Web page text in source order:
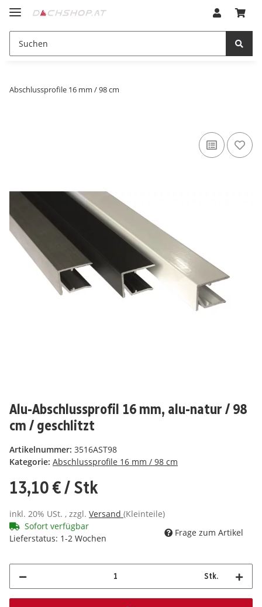
Abschlussprofile 16 mm / 98 cm
Alu-Abschlussprofil 16 mm, alu-natur / 98
cm / geschlitzt
Artikelnummer: 3516AST98
Kategorie: Abschlussprofile 16 mm / 98 cm
13,10 €/ Stk
inkl. 20% USt. , zzgl. Versand (Kleinteile)
Sofort verfügbar
Lieferstatus: 1-2 Wochen
Frage zum Artikel
Stk.